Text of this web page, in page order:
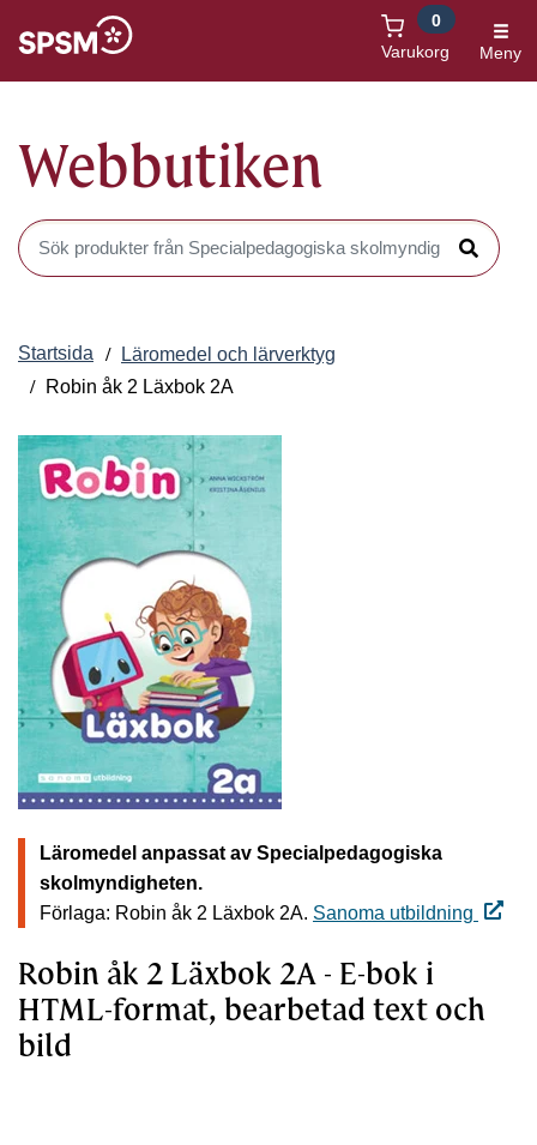
Varukorg
0
Meny
Webbutiken
Sök produkter i Webbutiken
Sök
Startsida
Läromedel och lärverktyg
Robin åk 2 Läxbok 2A
Läromedel anpassat av Specialpedagogiska
skolmyndigheten.
Förlaga: Robin åk 2 Läxbok 2A. Sanoma utbildning
Robin åk 2 Läxbok 2A - E-bok i
HTML-format, bearbetad text och
bild